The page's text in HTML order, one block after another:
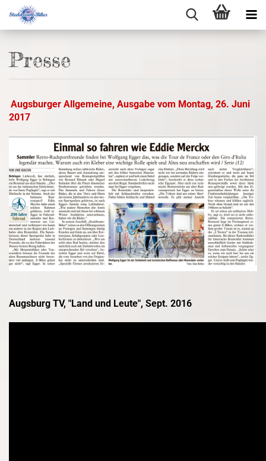
Presse
Augsburger Allgemeine, Ausgabe vom Montag, 26. Juni
2017
Augsburg TV, "Land und Leute", Sept. 2016